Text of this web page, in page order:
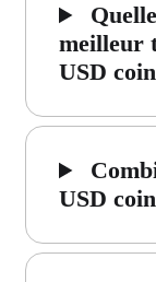
meilleur
USD
USD